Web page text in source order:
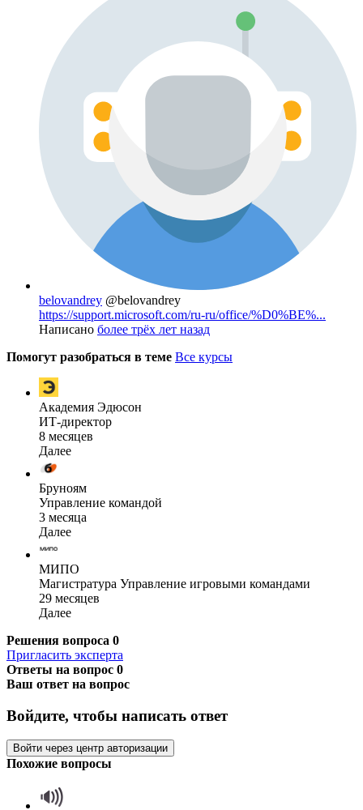
belovandrey @belovandrey
https://support.microsoft.com/ru-ru/office/%D0%BE%...
Написано более трёх лет назад
Помогут разобраться в теме Все курсы
Академия Эдюсон
ИТ-директор
8 месяцев
Далее
Бруноям
Управление командой
3 месяца
Далее
МИПО
Магистратура Управление игровыми командами
29 месяцев
Далее
Решения вопроса 0
Пригласить эксперта
Ответы на вопрос 0
Ваш ответ на вопрос
Войдите, чтобы написать ответ
Войти через центр авторизации
Похожие вопросы